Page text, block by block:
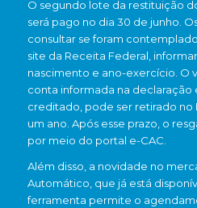
O segundo lote da restituição
será pago no dia 30 de junho.
consultar se foram
site da Receita Federal,
nascimento e ano-exercício. O
conta informada na declaração
creditado, pode ser retirado no
um ano. Após esse prazo, o
por meio do portal e-CAC.
Além disso, a novidade no
Automático, que já está
ferramenta permite o